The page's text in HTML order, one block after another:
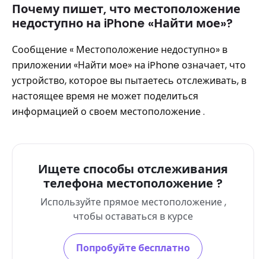
Почему пишет, что местоположение
недоступно на iPhone «Найти мое»?
Сообщение « Местоположение недоступно» в
приложении «Найти мое» на iPhone означает, что
устройство, которое вы пытаетесь отслеживать, в
настоящее время не может поделиться
информацией о своем местоположение .
Ищете способы отслеживания
телефона местоположение ?
Используйте прямое местоположение ,
чтобы оставаться в курсе
Попробуйте бесплатно